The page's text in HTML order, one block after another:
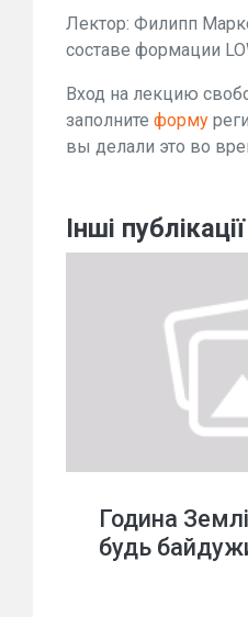
Лектор: Филипп
составе формации
Вход на лекцию
заполните форму
вы делали это во
Інші публікації
Година
будь